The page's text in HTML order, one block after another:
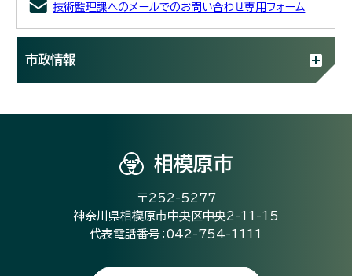
技術監理課へのメールでのお問い合わせ専用フォーム
市政情報
相模原市
〒252-5277
神奈川県相模原市中央区中央2-11-15
代表電話番号：042-754-1111